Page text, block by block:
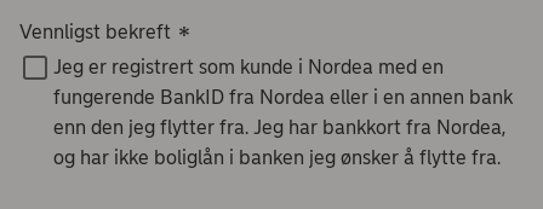
Vennligst bekreft *
Jeg er registrert som kunde i Nordea med en
fungerende BankID fra Nordea eller i en annen bank
enn den jeg flytter fra. Jeg har bankkort fra Nordea,
og har ikke boliglån i banken jeg ønsker å flytte fra.